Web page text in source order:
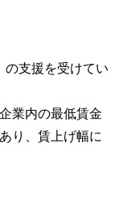
の支援を受けてい
業内の最低賃金
り、賃上げ幅に